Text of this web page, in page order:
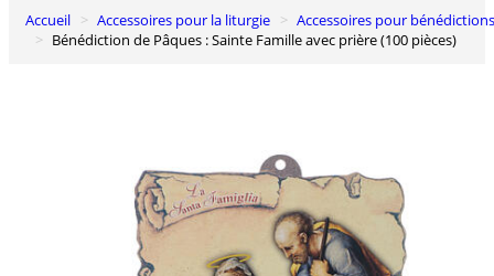
0
Panier
Accueil Accessoires pour la liturgie
Accessoires pour bénédictions
Bénédiction de Pâques : Sainte Famille avec prière (100 pièces)